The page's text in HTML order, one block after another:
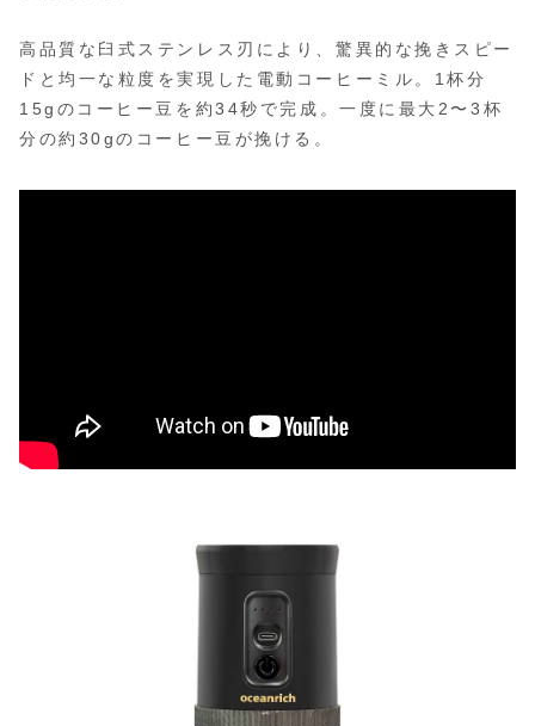
高品質な臼式ステンレス刃により、驚異的な挽きスピー
ドと均一な粒度を実現した電動コーヒーミル。1杯分
15gのコーヒー豆を約34秒で完成。一度に最大2〜3杯
分の約30gのコーヒー豆が挽ける。